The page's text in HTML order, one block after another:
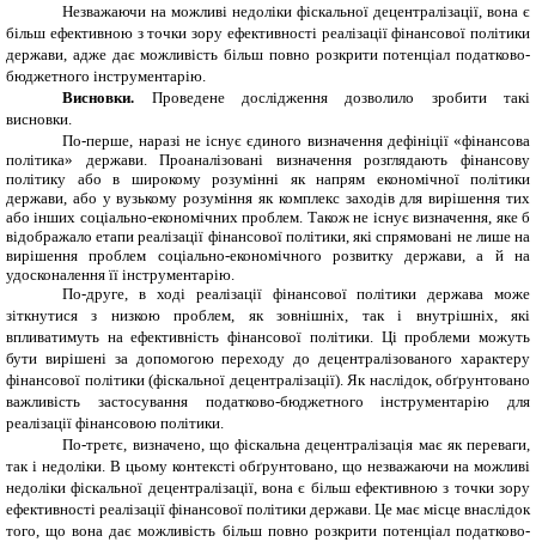
Незважаючи на можливі недоліки фіскальної децентралізації, вона є
більш ефективною з точки зору ефективності реалізації фінансової політики
держави, адже дає можливість більш повно розкрити потенціал податково-
бюджетного інструментарію.
Висновки. Проведене дослідження дозволило зробити такі
висновки.
По-перше, наразі не існує єдиного визначення дефініції «фінансова
політика» держави. Проаналізовані визначення розглядають фінансову
політику або в широкому розумінні як напрям економічної політики
держави, або у вузькому розуміння як комплекс заходів для вирішення тих
або інших соціально-економічних проблем. Також не існує визначення, яке б
відображало етапи реалізації фінансової політики, які спрямовані не лише на
вирішення проблем соціально-економічного розвитку держави, а й на
удосконалення її інструментарію.
По-друге, в ході реалізації фінансової політики держава може
зіткнутися з низкою проблем, як зовнішніх, так і внутрішніх, які
впливатимуть на ефективність фінансової політики. Ці проблеми можуть
бути вирішені за допомогою переходу до децентралізованого характеру
фінансової політики (фіскальної децентралізації). Як наслідок, обґрунтовано
важливість застосування податково-бюджетного інструментарію для
реалізації фінансовою політики.
По-третє, визначено, що фіскальна децентралізація має як переваги,
так і недоліки. В цьому контексті обґрунтовано, що незважаючи на можливі
недоліки фіскальної децентралізації, вона є більш ефективною з точки зору
ефективності реалізації фінансової політики держави. Це має місце внаслідок
того, що вона дає можливість більш повно розкрити потенціал податково-